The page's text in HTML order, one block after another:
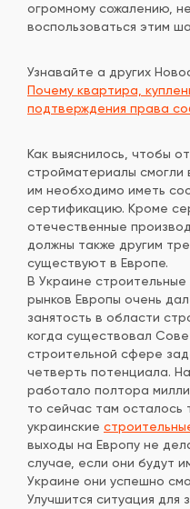
огромному сожалению,
воспользоваться этим
Узнавайте а других
Почему квартира,
подтверждения права
Как выяснилось, чтобы
стройматериалы смогли
им необходимо иметь
сертификацию. Кроме
отечественные
должны также другим
существуют в Европе.
В Украине строительные
рынков Европы очень
занятость в области
когда существовал
строительной сфере
четверть потенциала.
работало полтора
то сейчас там осталось
украинские
выходы на Европу не
случае, если они будут
Украине они успешно
Улучшится ситуация для